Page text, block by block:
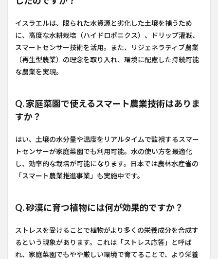
イスラエルは、限られた水資源と劣化した土壌を補うため
に、高度な水耕栽培（ハイドロポニクス）、ドリップ灌漑、
スマートセンサー技術を活用。また、リジェネラティブ農業
（再生型農業）の理念を取り入れ、環境に配慮した持続可能
な農業を実現。
Q. 家庭菜園で使えるスマート農業技術はありま
すか？
はい、土壌の水分量や温度をリアルタイムで監視するスマー
トセンサーが家庭菜園でも利用可能。水の使い方を最適化
し、効率的な栽培が可能になります。日本では農林水産省の
「スマート農業推進事業」も実施中です。
Q. 砂漠に育つ植物には何が効果的ですか？
ストレスを受けることで植物がより多くの栄養成分を合成す
るという現象があります。これは「ストレス応答」と呼ば
れ、家庭菜園でもやや厳しい環境で育てることで、より栄養